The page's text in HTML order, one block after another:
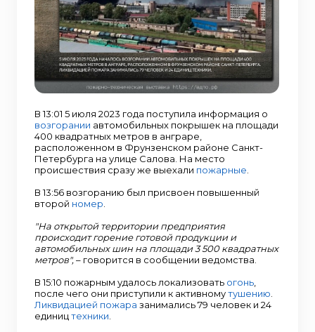
В 13:01 5 июля 2023 года поступила информация о
возгорании автомобильных покрышек на площади
400 квадратных метров в анграре,
расположенном в Фрунзенском районе Санкт-
Петербурга на улице Салова. На место
происшествия сразу же выехали пожарные
В 13:56 возгоранию был присвоен повышенный
второй номер
"На открытой территории предприятия
происходит горение готовой продукции и
автомобильных шин на площади 3 500 квадратных
метров", – говорится в сообщении ведомства.
В 15:10 пожарным удалось локализовать огонь
после чего они приступили к активномутушению
Ликвидацией пожара занимались 79 человек и 24
единиц техники